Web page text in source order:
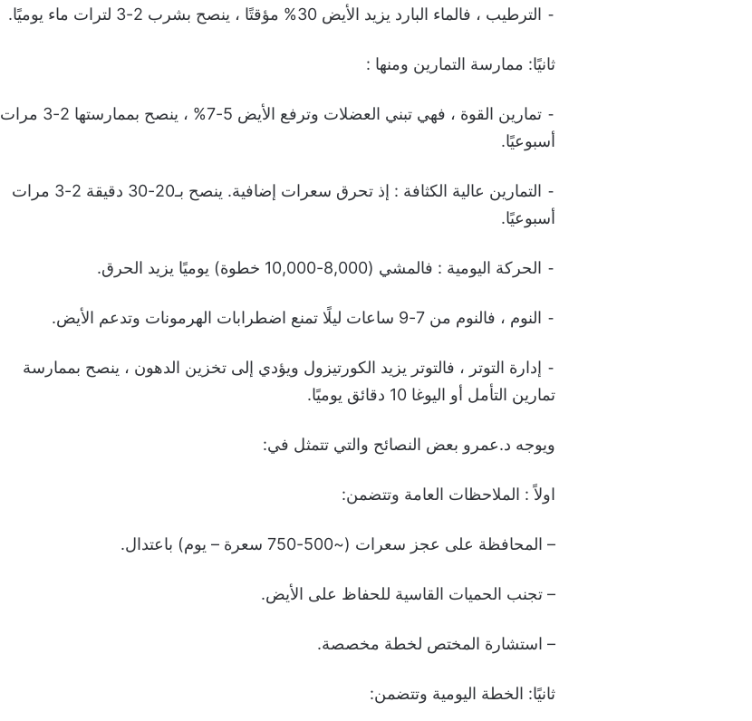
⁃ الترطيب ، فالماء البارد يزيد الأيض 30% مؤقتًا ، ينصح بشرب 2-3 لترات ماء يوميًا.
ثانيًا: ممارسة التمارين ومنها :
⁃ تمارين القوة ، فهي تبني العضلات وترفع الأيض 5-7% ، ينصح بممارستها 2-3 مرات
أسبوعيًا.
⁃ التمارين عالية الكثافة : إذ تحرق سعرات إضافية. ينصح بـ20-30 دقيقة 2-3 مرات
أسبوعيًا.
⁃ الحركة اليومية : فالمشي (8,000-10,000 خطوة) يوميًا يزيد الحرق.
⁃ النوم ، فالنوم من 7-9 ساعات ليلًا تمنع اضطرابات الهرمونات وتدعم الأيض.
⁃ إدارة التوتر ، فالتوتر يزيد الكورتيزول ويؤدي إلى تخزين الدهون ، ينصح بممارسة
تمارين التأمل أو اليوغا 10 دقائق يوميًا.
ويوجه د.عمرو بعض النصائح والتي تتمثل في:
اولاً : الملاحظات العامة وتتضمن:
– المحافظة على عجز سعرات (~500-750 سعرة – يوم) باعتدال.
– تجنب الحميات القاسية للحفاظ على الأيض.
– استشارة المختص لخطة مخصصة.
ثانيًا: الخطة اليومية وتتضمن: